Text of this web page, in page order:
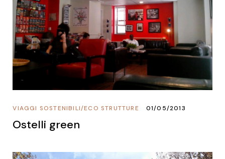
ECO STRUTTURE
/
VIAGGI SOSTENIBILI 01/05/2013
Ostelli green